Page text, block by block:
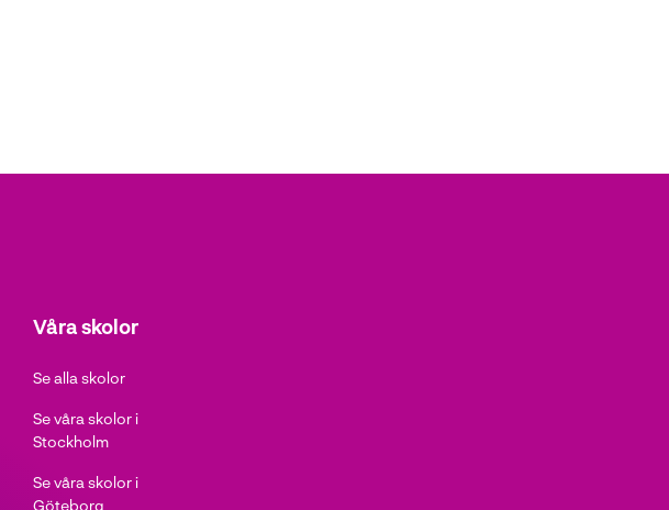
Våra skolor
Se alla skolor
Se våra skolor i
Stockholm
Se våra skolor i
Göteborg